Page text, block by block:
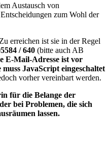
Austausch von
zum Wohl der
Zu erreichen ist sie in der Regel
/ 640 (bitte auch AB
E-Mail-Adresse ist vor
JavaScript eingeschaltet
vorher vereinbart werden.
für die Belange der
bei Problemen, die sich
lassen.